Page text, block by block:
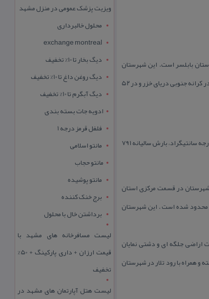
بابلسر است. این شهرستان
۱۲۴٫۳۲۳ نفر جمعیت دارد كه معادل ۴/۴ درصد جمعیت كل استان است. بابلسر با پهنه۱۳۵۰ هكتار در مصب رودخانه بابلرود و در كرانه جنوبی دریای خزر و در ۵۲
این شهر در مدار معتدل گرم قرار گرفته و ضریب اعتدال این شهر بسیار معتدل است. این ناحیه با میانگین سالیانه دمای ۱۸/۴ درجه سانتیگراد، بارش سالیانه ۷۹۱
داده است . این شهرستان در قسمت مركزی استان
محدود شده است . این شهرستان
اراضی جلگه ای و دشتی نمایان
همراه با رود تلار در شهرستان
ویزیت پزشک عمومی در منزل مشهد
محلول خالبرداری
exchange montreal
دیگ بخار تا 10% تخفیف
دیگ روغن داغ تا 10% تخفیف
دیگ آبگرم تا 10% تخفیف
ادویه جات بسته بندی
فلفل قرمز درجه 1
مانتو اسلامی
مانتو حجاب
مانتو پوشیده
برج خنک کننده
برداشتن خال با محلول
لیست مسافرخانه های مشهد با
قیمت ارزان + داری پارکینگ + 50%
تخفیف
لیست هتل آپارتمان های مشهد در